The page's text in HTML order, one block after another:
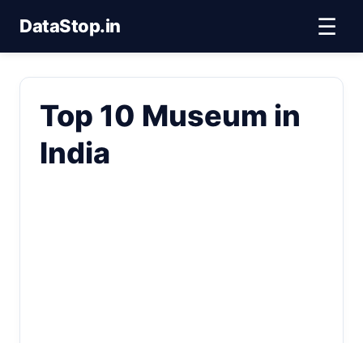
DataStop.in ☰
Top 10 Museum in
India